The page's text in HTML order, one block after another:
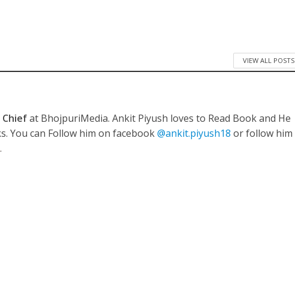
नए अंदाज़ ने मचाई धूम, ‘राउंड राउंड’ को मिल रहा दर्शकों का भरपूर प्यार
VIEW ALL POSTS
Chiefat BhojpuriMedia. Ankit Piyush loves to Read Book and He
You can Follow him on facebook@ankit.piyush18 or follow him
.